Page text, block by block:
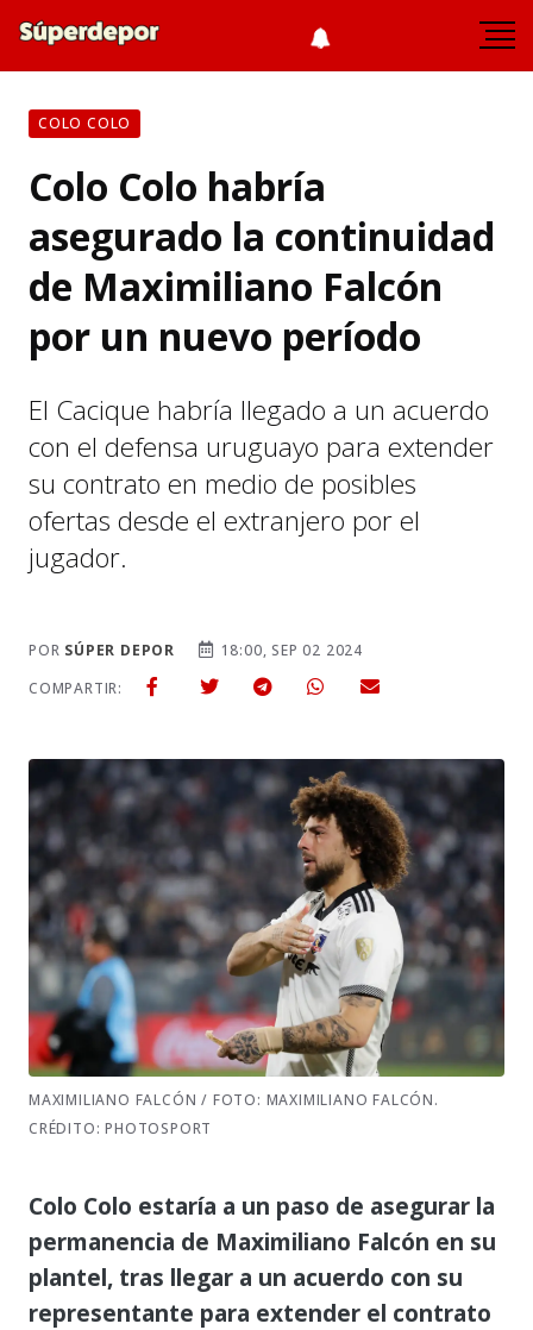
COLO COLO
Colo Colo habría
asegurado la continuidad
de Maximiliano Falcón
por un nuevo período
El Cacique habría llegado a un acuerdo
con el defensa uruguayo para extender
su contrato en medio de posibles
ofertas desde el extranjero por el
jugador.
POR SÚPER DEPOR
18:00, SEP 02 2024
COMPARTIR:
MAXIMILIANO FALCÓN / FOTO: MAXIMILIANO FALCÓN.
CRÉDITO: PHOTOSPORT
Colo Colo estaría a un paso de asegurar la
permanencia de Maximiliano Falcón en su
plantel, tras llegar a un acuerdo con su
representante para extender el contrato